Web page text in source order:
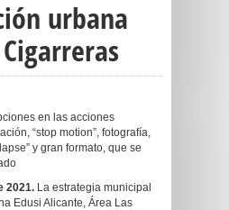
urbana
en las acciones
“stop motion”, fotografía,
y gran formato, que se
2021. La estrategia municipal
Edusi Alicante, Área Las